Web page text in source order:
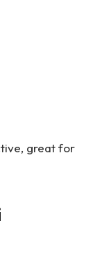
great for